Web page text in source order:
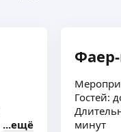
ещё
Гостей:
минут